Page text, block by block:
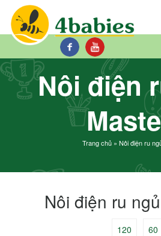
Nôi điện
Trang chủ» Nôi điện ru
Nôi điện ru
120 60